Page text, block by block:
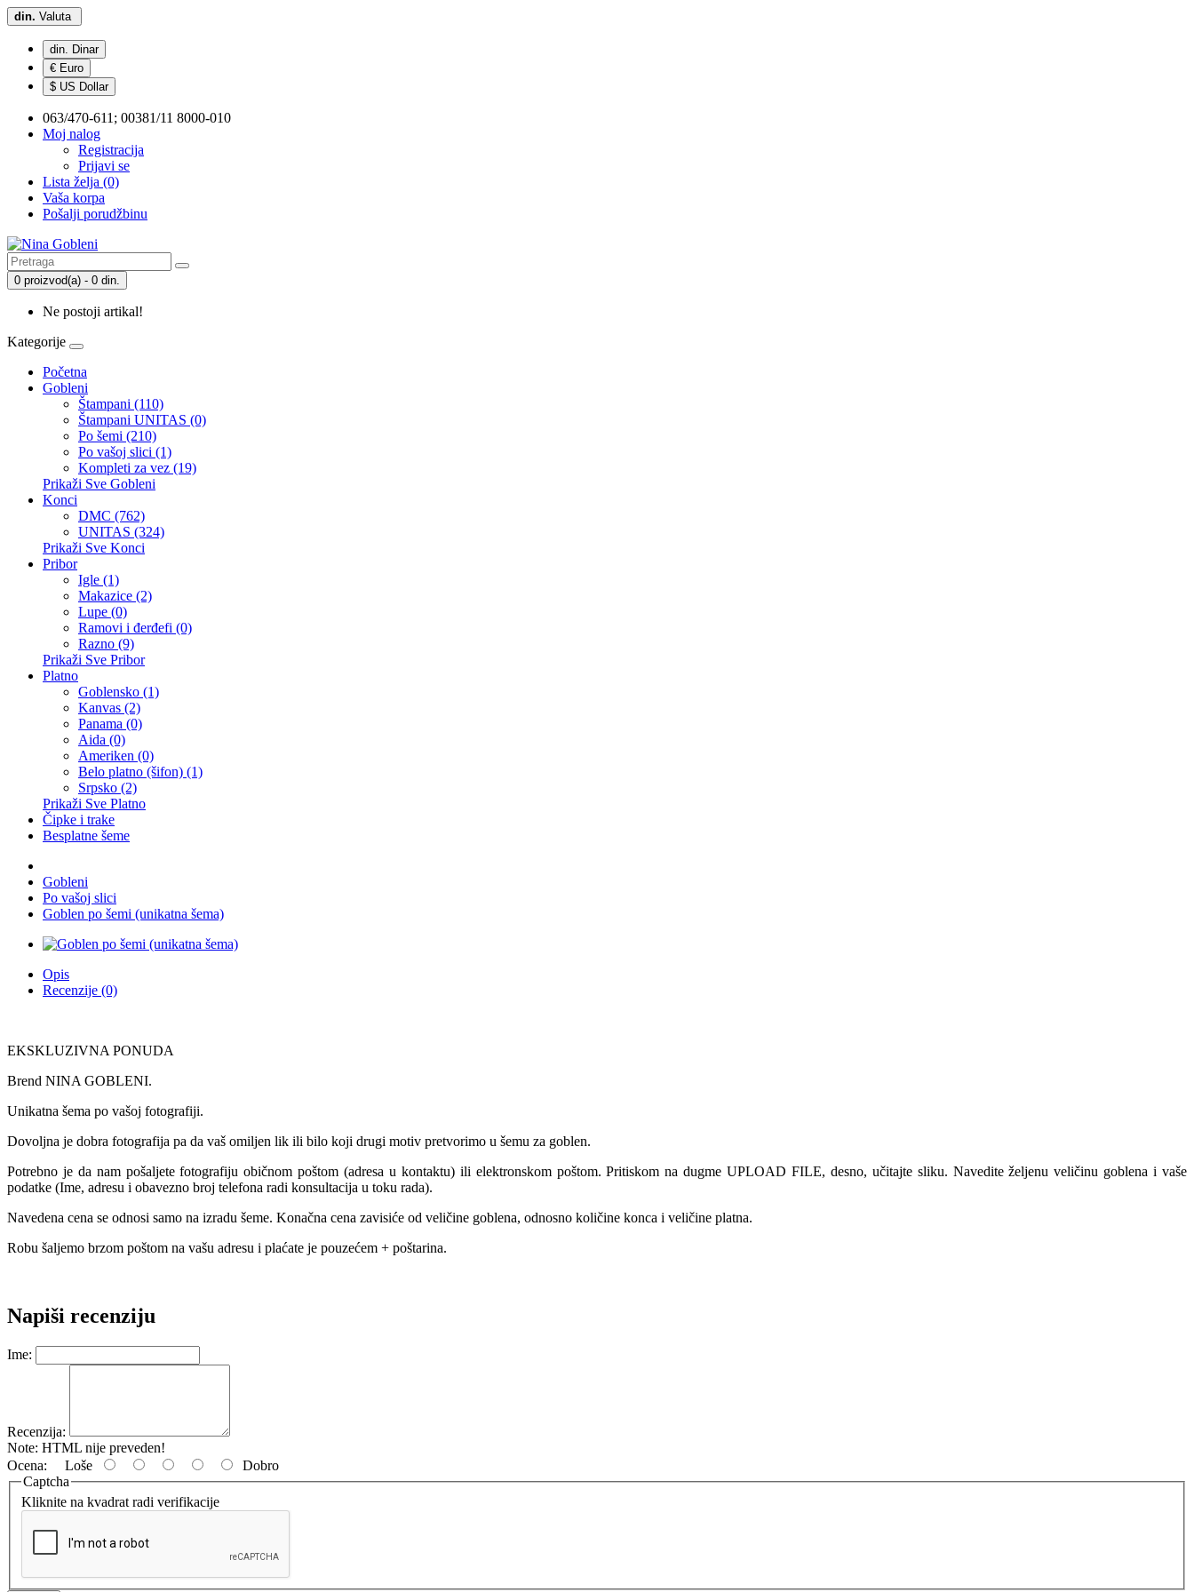
din. Valuta
din. Dinar
€ Euro
$ US Dollar
063/470-611; 00381/11 8000-010
Moj nalog
Registracija
Prijavi se
Lista želja (0)
Vaša korpa
Pošalji porudžbinu
0 proizvod(a) - 0 din.
Ne postoji artikal!
Kategorije
Početna
Gobleni
Štampani (110)
Štampani UNITAS (0)
Po šemi (210)
Po vašoj slici (1)
Kompleti za vez (19)
Prikaži Sve Gobleni
Konci
DMC (762)
UNITAS (324)
Prikaži Sve Konci
Pribor
Igle (1)
Makazice (2)
Lupe (0)
Ramovi i đerđefi (0)
Razno (9)
Prikaži Sve Pribor
Platno
Goblensko (1)
Kanvas (2)
Panama (0)
Aida (0)
Ameriken (0)
Belo platno (šifon) (1)
Srpsko (2)
Prikaži Sve Platno
Čipke i trake
Besplatne šeme
Gobleni
Po vašoj slici
Goblen po šemi (unikatna šema)
Opis
Recenzije (0)
EKSKLUZIVNA PONUDA
Brend NINA GOBLENI.
Unikatna šema po vašoj fotografiji.
Dovoljna je dobra fotografija pa da vaš omiljen lik ili bilo koji drugi motiv pretvorimo u šemu za goblen.
Potrebno je da nam pošaljete fotografiju običnom poštom (adresa u kontaktu) ili elektronskom poštom. Pritiskom na dugme UPLOAD FILE, desno, učitajte sliku. Navedite željenu veličinu goblena i vaše
podatke (Ime, adresu i obavezno broj telefona radi konsultacija u toku rada).
Navedena cena se odnosi samo na izradu šeme. Konačna cena zavisiće od veličine goblena, odnosno količine konca i veličine platna.
Robu šaljemo brzom poštom na vašu adresu i plaćate je pouzećem + poštarina.
Napiši recenziju
Ime:
Recenzija:
Note: HTML nije preveden!
Ocena: Loše
Dobro
Captcha
Kliknite na kvadrat radi verifikacije